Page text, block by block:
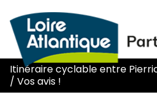
/ Vos avis !